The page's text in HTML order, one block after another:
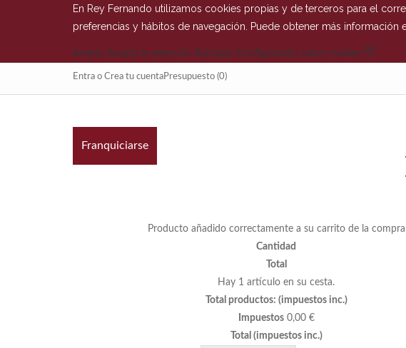
En Rey Fernando utilizamos cookies propias y de terceros para el
preferencias y hábitos de navegación. Puede obtener más información
Acepto Acepto la selección Rechazar Configuración sobre cookies
Entra o Crea tu cuentaPresupuesto (0)
Franquiciarse
Producto añadido correctamente a su carrito de la compra
Cantidad
Total
Hay 1 artículo en su cesta.
Total productos: (impuestos inc.)
Impuestos 0,00 €
Total (impuestos inc.)